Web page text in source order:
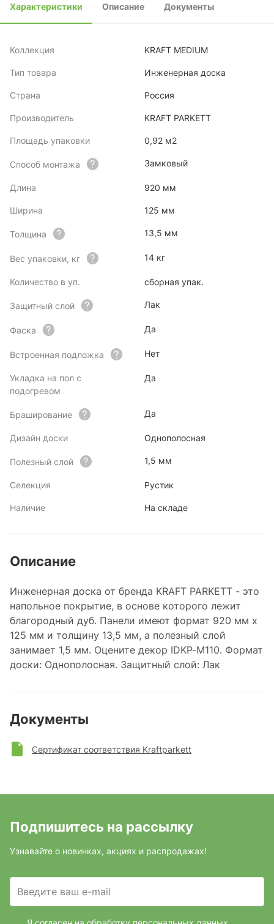
Характеристики Описание Документы
Коллекция KRAFT MEDIUM
Тип товара Инженерная доска
Страна Россия
Производитель KRAFT PARKETT
Площадь упаковки 0,92 м2
Способ монтажа Замковый
Длина 920 мм
Ширина 125 мм
Толщина 13,5 мм
Вес упаковки, кг 14 кг
Количество в уп. сборная упак.
Защитный слой Лак
Фаска Да
Встроенная подложка Нет
Укладка на пол с
подогревом
Да
Браширование Да
Дизайн доски Однополосная
Полезный слой 1,5 мм
Селекция Рустик
Наличие На складе
Описание
Инженерная доска от бренда KRAFT PARKETT - это
напольное покрытие, в основе которого лежит
благородный дуб. Панели имеют формат 920 мм х
125 мм и толщину 13,5 мм, а полезный слой
занимает 1,5 мм. Оцените декор IDKP-M110. Формат
доски: Однополосная. Защитный слой: Лак
Документы
Сертификат соответствия Kraftparkett
Подпишитесь на рассылку
Узнавайте о новинках, акциях и распродажах!
Введите ваш e-mail